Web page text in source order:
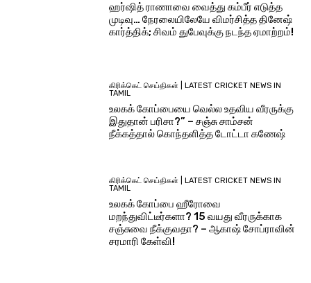
ஹர்ஷித் ராணாவை வைத்து கம்பீர் எடுத்த
முடிவு… நேரலையிலேயே விமர்சித்த தினேஷ்
கார்த்திக்; சிவம் துபேவுக்கு நடந்த ஏமாற்றம்!
கிரிக்கெட் செய்திகள் | LATEST CRICKET NEWS IN
TAMIL
உலகக் கோப்பையை வெல்ல உதவிய வீரருக்கு
இதுதான் பரிசா?” – சஞ்சு சாம்சன்
நீக்கத்தால் கொந்தளித்த டோட்டா கணேஷ்
கிரிக்கெட் செய்திகள் | LATEST CRICKET NEWS IN
TAMIL
உலகக் கோப்பை ஹீரோவை
மறந்துவிட்டீர்களா? 15 வயது வீரருக்காக
சஞ்சுவை நீக்குவதா? – ஆகாஷ் சோப்ராவின்
சரமாரி கேள்வி!